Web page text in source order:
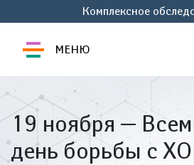
Комплексное
МЕНЮ
19 ноября —
день борьбы с